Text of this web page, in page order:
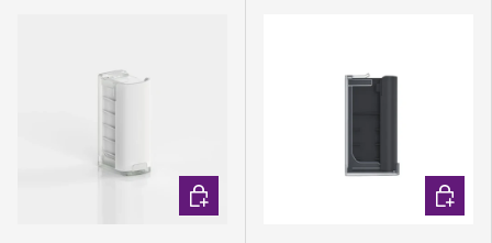
CHOISIR LES OPTIONS